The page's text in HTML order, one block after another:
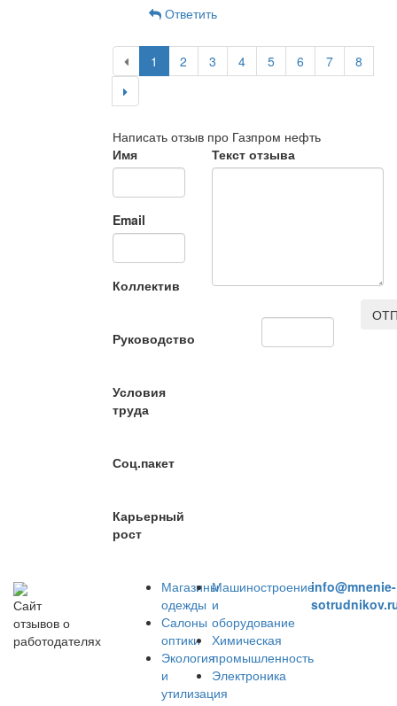
Ответить
1 2 3 4 5 6 7 8
Написать отзыв про Газпром нефть
Имя
Email
Коллектив
Руководство
Условия
труда
Соц.пакет
Карьерный
рост
Текст отзыва
Сайт
отзывов о
работодателях
Магазины
одежды
Салоны
оптики
Экология
и
утилизация
Машиностроение
и
оборудование
Химическая
промышленность
Электроника
info@mnenie-